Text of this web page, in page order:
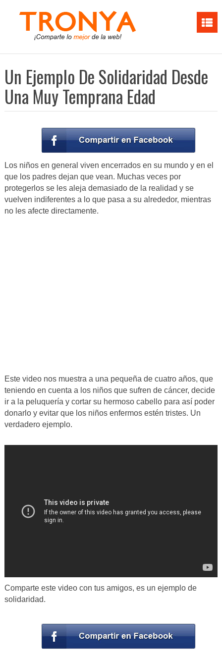
Un Ejemplo De Solidaridad Desde
Una Muy Temprana Edad
Los niños en general viven encerrados en su mundo y en el
que los padres dejan que vean. Muchas veces por
protegerlos se les aleja demasiado de la realidad y se
vuelven indiferentes a lo que pasa a su alrededor, mientras
no les afecte directamente.
Este video nos muestra a una pequeña de cuatro años, que
teniendo en cuenta a los niños que sufren de cáncer, decide
ir a la peluquería y cortar su hermoso cabello para así poder
donarlo y evitar que los niños enfermos estén tristes. Un
verdadero ejemplo.
Comparte este video con tus amigos, es un ejemplo de
solidaridad.